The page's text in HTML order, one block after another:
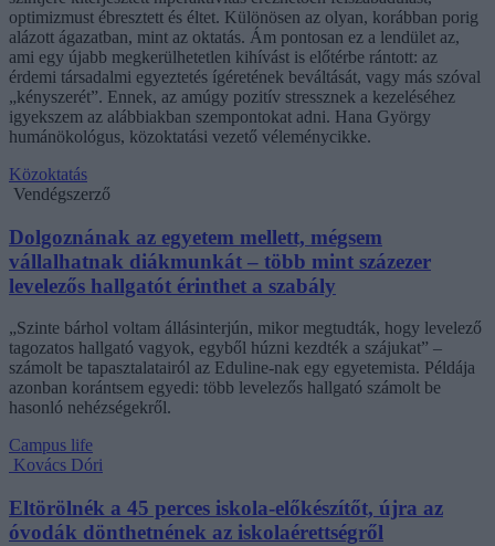
optimizmust ébresztett és éltet. Különösen az olyan, korábban porig
alázott ágazatban, mint az oktatás. Ám pontosan ez a lendület az,
ami egy újabb megkerülhetetlen kihívást is előtérbe rántott: az
érdemi társadalmi egyeztetés ígéretének beváltását, vagy más szóval
„kényszerét”. Ennek, az amúgy pozitív stressznek a kezeléséhez
igyekszem az alábbiakban szempontokat adni. Hana György
humánökológus, közoktatási vezető véleménycikke.
Közoktatás
Vendégszerző
Dolgoznának az egyetem mellett, mégsem
vállalhatnak diákmunkát – több mint százezer
levelezős hallgatót érinthet a szabály
„Szinte bárhol voltam állásinterjún, mikor megtudták, hogy levelező
tagozatos hallgató vagyok, egyből húzni kezdték a szájukat” –
számolt be tapasztalatairól az Eduline-nak egy egyetemista. Példája
azonban korántsem egyedi: több levelezős hallgató számolt be
hasonló nehézségekről.
Campus life
Kovács Dóri
Eltörölnék a 45 perces iskola-előkészítőt, újra az
óvodák dönthetnének az iskolaérettségről